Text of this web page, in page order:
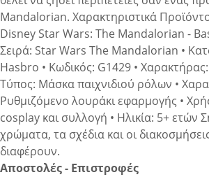
Mandalorian. Χαρακτηριστικά
Disney Star Wars: The Mandalorian -
Σειρά: Star Wars The Mandalorian •
Hasbro • Κωδικός: G1429 •
Τύπος: Μάσκα παιχνιδιού ρόλων •
Ρυθμιζόμενο λουράκι εφαρμογής •
cosplay και συλλογή • Ηλικία: 5+ ετών
χρώματα, τα σχέδια και οι
διαφέρουν.
Αποστολές - Επιστροφές